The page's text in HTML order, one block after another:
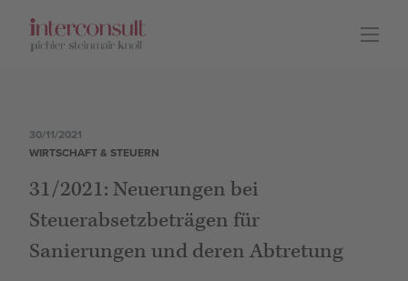
DEU ITA
Lage
30/11/2021
WIRTSCHAFT & STEUERN
31/2021: Neuerungen bei
Steuerabsetzbeträgen für
Sanierungen und deren Abtretung